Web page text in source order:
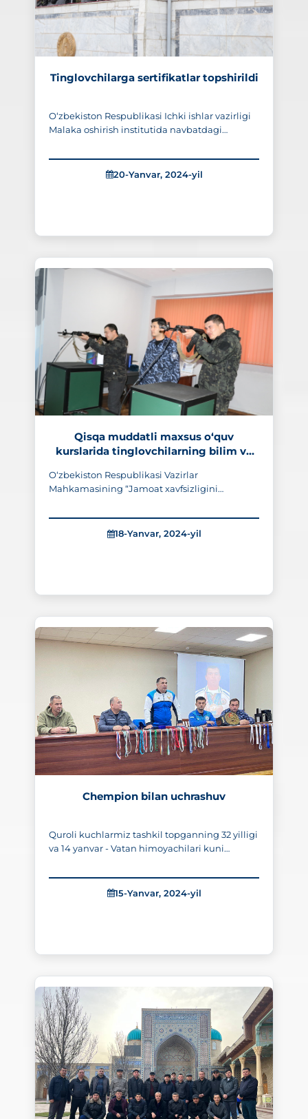
Tinglovchilarga sertifikatlar topshirildi
O‘zbekiston Respublikasi Ichki ishlar vazirligi
Malaka oshirish institutida navbatdagi
yakunlanishi munosabati bilan 270 nafarga
yaqin tinglovchilarning bitiruv tantanali
20-Yanvar, 2024-yil
357
Qisqa muddatli maxsus o‘quv
kurslarida tinglovchilarning bilim va
O‘zbekiston Respublikasi Vazirlar
Mahkamasining “Jamoat xavfsizligini
birlashmalari faoliyatini sifat jihatidan yangi
bosqichga ko‘tarish chora-tadbirlari to‘g‘risida”
18-Yanvar, 2024-yil
Chempion bilan uchrashuv
Quroli kuchlarmiz tashkil topganning 32 yilligi
va 14 yanvar - Vatan himoyachilari kuni
oshirish institut Kasbiy tayyorgarlik fakultetida
tahsil olayotgan tinglovchilarni vatanparvarlik
15-Yanvar, 2024-yil
404